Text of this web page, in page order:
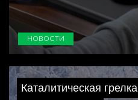
НОВОСТИ
Каталитическая грелка